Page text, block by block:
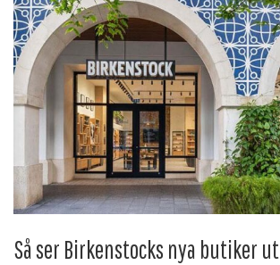
Så ser Birkenstocks nya butiker ut